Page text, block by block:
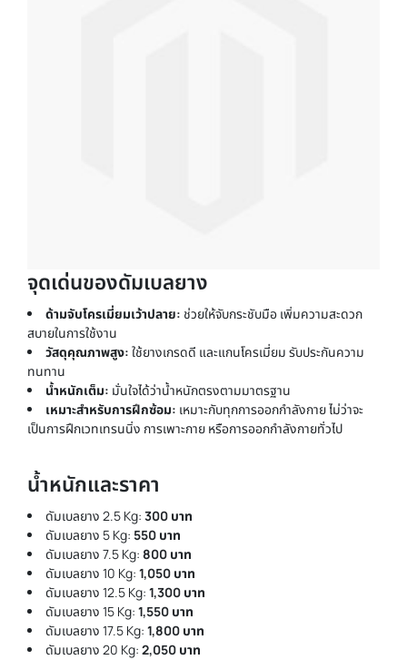
จุดเด่นของดัมเบลยาง
ด้ามจับโครเมี่ยมเว้าปลาย: ช่วยให้จับกระชับมือ เพิ่มความสะดวก
สบายในการใช้งาน
วัสดุคุณภาพสูง: ใช้ยางเกรดดี และแกนโครเมี่ยม รับประกันความ
ทนทาน
น้ำหนักเต็ม: มั่นใจได้ว่าน้ำหนักตรงตามมาตรฐาน
เหมาะสำหรับการฝึกซ้อม: เหมาะกับทุกการออกกำลังกาย ไม่ว่าจะ
เป็นการฝึกเวทเทรนนิ่ง การเพาะกาย หรือการออกกำลังกายทั่วไป
น้ำหนักและราคา
ดัมเบลยาง 2.5 Kg: 300 บาท
ดัมเบลยาง 5 Kg: 550 บาท
ดัมเบลยาง 7.5 Kg: 800 บาท
ดัมเบลยาง 10 Kg: 1,050 บาท
ดัมเบลยาง 12.5 Kg: 1,300 บาท
ดัมเบลยาง 15 Kg: 1,550 บาท
ดัมเบลยาง 17.5 Kg: 1,800 บาท
ดัมเบลยาง 20 Kg: 2,050 บาท